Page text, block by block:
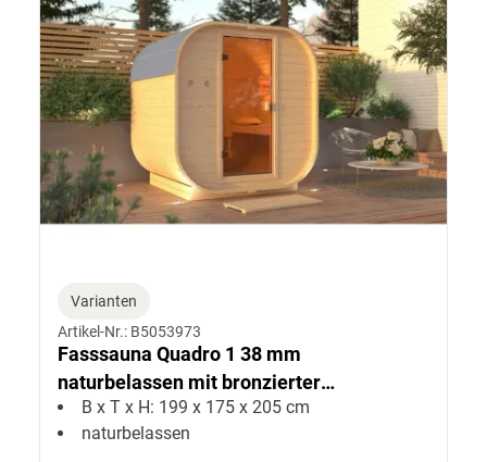
Varianten
Artikel-Nr.: B5053973
Fasssauna Quadro 1 38 mm
naturbelassen mit bronzierter
Ganzglastür
B x T x H: 199 x 175 x 205 cm
naturbelassen